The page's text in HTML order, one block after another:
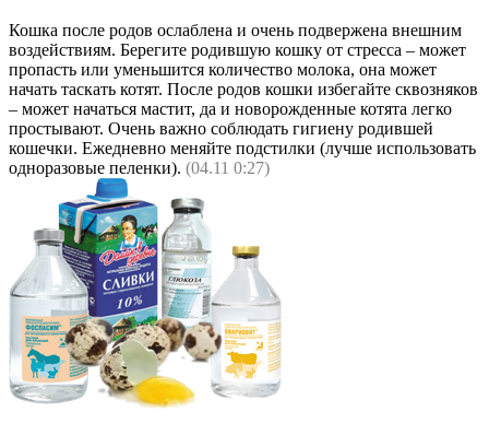
Кошка после родов ослаблена и очень подвержена внешним
воздействиям. Берегите родившую кошку от стресса – может
пропасть или уменьшится количество молока, она может
начать таскать котят. После родов кошки избегайте сквозняков
– может начаться мастит, да и новорожденные котята легко
простывают. Очень важно соблюдать гигиену родившей
кошечки. Ежедневно меняйте подстилки (лучше использовать
одноразовые пеленки). (04.11 0:27)